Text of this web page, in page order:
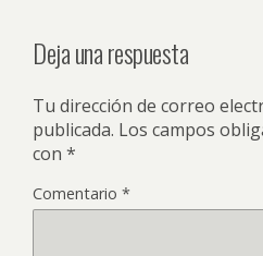
Deja una respuesta
Tu dirección de correo
publicada. Los campos
con *
Comentario *